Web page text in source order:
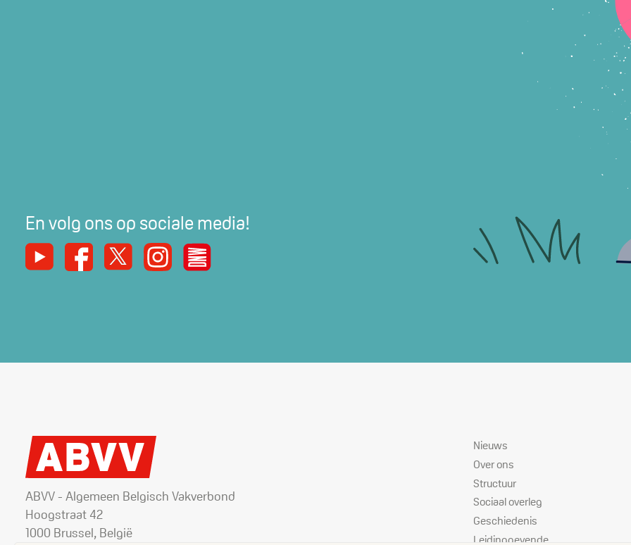
En volg ons op sociale media!
YoutubeFacebook
X InstagramDe Nieuwe Werker
ABVV - Algemeen Belgisch Vakverbond
Hoogstraat 42
1000 Brussel, België
Sitemap
Nieuws
Over ons
Structuur
Sociaal overleg
Geschiedenis
Leidinggevende